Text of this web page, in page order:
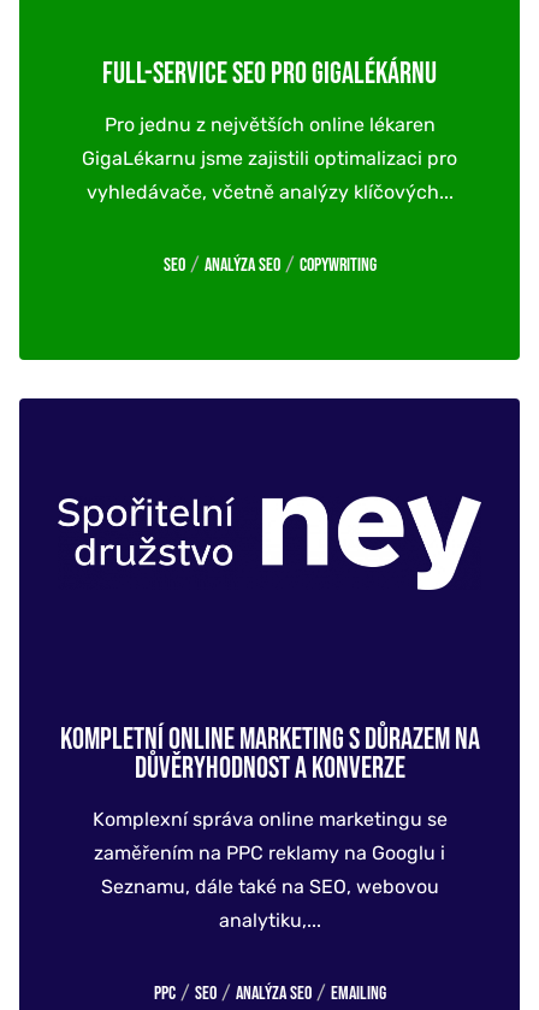
FULL-SERVICE SEO PRO GIGALÉKÁRNU
Pro jednu z největších online lékaren
GigaLékarnu jsme zajistili optimalizaci pro
vyhledávače, včetně analýzy klíčových...
SEO / Analýza SEO / Copywriting
KOMPLETNÍ ONLINE MARKETING S DŮRAZEM NA
DŮVĚRYHODNOST A KONVERZE
Komplexní správa online marketingu se
zaměřením na PPC reklamy na Googlu i
Seznamu, dále také na SEO, webovou
analytiku,...
PPC / SEO / Analýza SEO / Emailing